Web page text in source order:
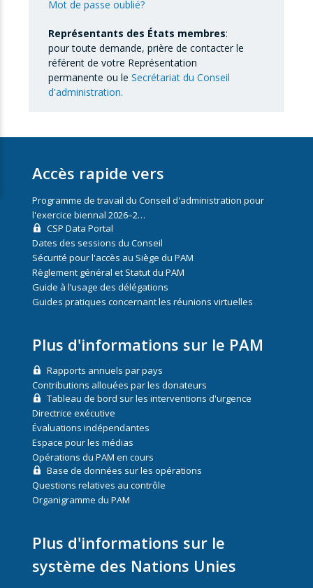
Mot de passe oublié?
Représentants des États membres:
pour toute demande, prière de contacter le
référent de votre Représentation
permanente ou le Secrétariat du Conseil
d'administration.
Accès rapide vers
Programme de travail du Conseil d'administration pour
l'exercice biennal 2026–2…
CSP Data Portal
Dates des sessions du Conseil
Sécurité pour l'accès au Siège du PAM
Règlement général et Statut du PAM
Guide à l’usage des délégations
Guides pratiques concernant les réunions virtuelles
Plus d'informations sur le PAM
Rapports annuels par pays
Contributions allouées par les donateurs
Tableau de bord sur les interventions d'urgence
Directrice exécutive
Évaluations indépendantes
Espace pour les médias
Opérations du PAM en cours
Base de données sur les opérations
Questions relatives au contrôle
Organigramme du PAM
Plus d'informations sur le
système des Nations Unies